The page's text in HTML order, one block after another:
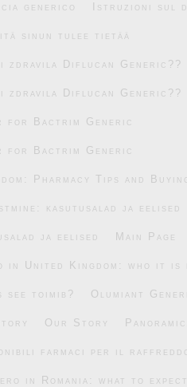
generico Istruzioni sul
sinun tulee tietää
zdravila Diflucan Generic??
zdravila Diflucan Generic??
for Bactrim Generic
for Bactrim Generic
Pharmacy Tips and
kasutusalad ja eelised
ja eelised Main Page
in United Kingdom: who it is
see toimib? Olumiant
Our Story
farmaci per il
in Romania: what to expect